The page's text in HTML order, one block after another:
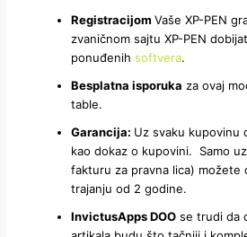
RegistracijomVaše XP-PEN
zvaničnom sajtu XP-PEN
ponuđenihsoftvera.
Besplatna isporuka za ovaj
table.
Garancija: Uz svaku kupovinu
kao dokaz o kupovini. Samo
fakturu za pravna lica) možete
trajanju od 2 godine.
InvictusApps DOO se trudi da